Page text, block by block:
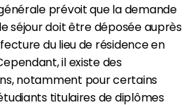
prévoit que la demande
séjour doit être déposée auprès
du lieu de résidence en
il existe des
notamment pour certains
titulaires de diplômes